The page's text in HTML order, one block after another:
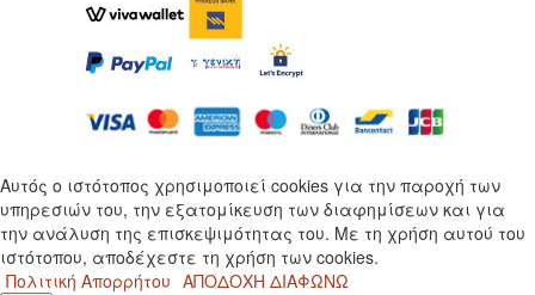
Αυτός ο ιστότοπος χρησιμοποιεί cookies για την παροχή των
υπηρεσιών του, την εξατομίκευση των διαφημίσεων και για
την ανάλυση της επισκεψιμότητας του. Με τη χρήση αυτού του
ιστότοπου, αποδέχεστε τη χρήση των cookies.
Πολιτική Απορρήτου ΑΠΟΔΟΧΗ ΔΙΑΦΩΝΩ